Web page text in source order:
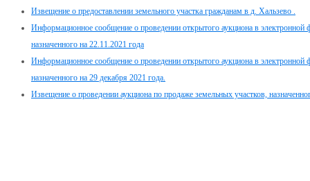
Извещение о предоставлении земельного участка гражданам в д. Хальзево .
Информационное сообщение о проведении открытого аукциона в
назначенного на 22.11.2021 года
Информационное сообщение о проведении открытого аукциона в
назначенного на 29 декабря 2021 года.
Извещение о проведении аукциона по продаже земельных участков,